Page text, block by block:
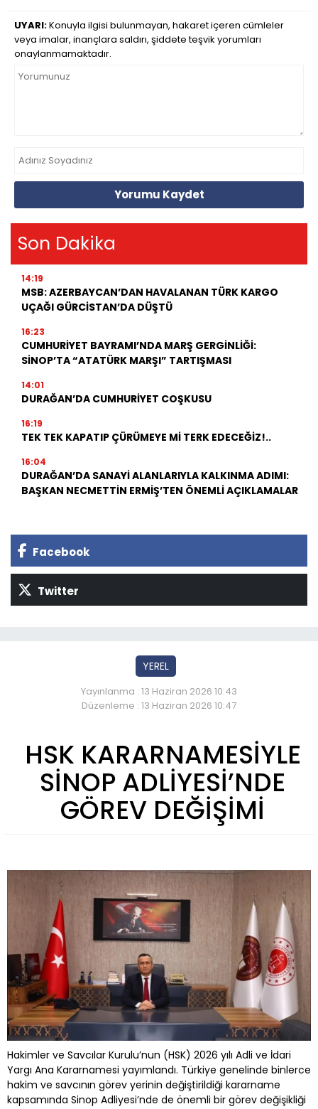
UYARI:Konuyla ilgisi bulunmayan, hakaret içeren cümleler
veya imalar, inançlara saldırı, şiddete teşvik yorumları
onaylanmamaktadır.
Yorumu Kaydet
Son Dakika
14:19
MSB: AZERBAYCAN’DAN HAVALANAN TÜRK KARGO
UÇAĞI GÜRCİSTAN’DA DÜŞTÜ
16:23
CUMHURİYET BAYRAMI’NDA MARŞ GERGİNLİĞİ:
SİNOP’TA “ATATÜRK MARŞI” TARTIŞMASI
14:01
DURAĞAN’DA CUMHURİYET COŞKUSU
16:19
TEK TEK KAPATIP ÇÜRÜMEYE Mİ TERK EDECEĞİZ!..
16:04
DURAĞAN’DA SANAYİ ALANLARIYLA KALKINMA ADIMI:
BAŞKAN NECMETTİN ERMİŞ’TEN ÖNEMLİ AÇIKLAMALAR
Facebook
Twitter
YEREL
Yayınlanma : 13 Haziran 2026 10:43
Düzenleme : 13 Haziran 2026 10:47
HSK KARARNAMESİYLE
SİNOP ADLİYESİ’NDE
GÖREV DEĞİŞİMİ
Hakimler ve Savcılar Kurulu’nun (HSK) 2026 yılı Adli ve İdari
Yargı Ana Kararnamesi yayımlandı. Türkiye genelinde binlerce
hakim ve savcının görev yerinin değiştirildiği kararname
kapsamında Sinop Adliyesi’nde de önemli bir görev değişikliği